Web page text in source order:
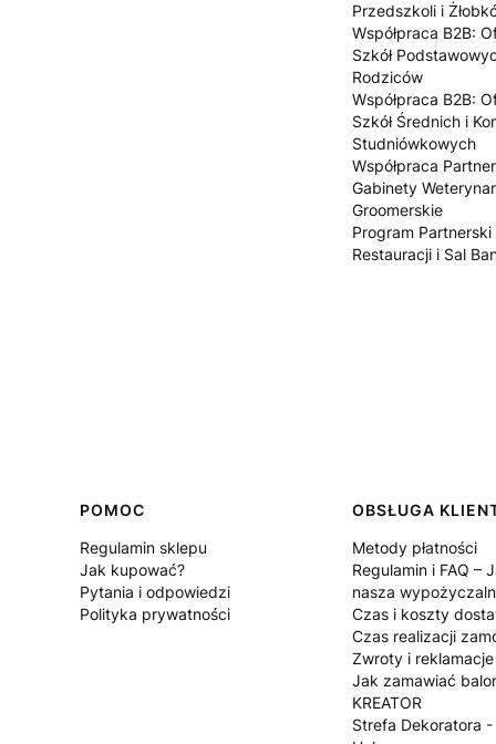
Przedszkoli i
Współpraca B2B:
Szkół
Rodziców
Współpraca B2B:
Szkół Średnich i
Studniówkowych
Współpraca
Gabinety
Groomerskie
Program Partnerski
Restauracji i Sal
POMOC
Regulamin sklepu
Jak kupować?
Pytania i odpowiedzi
Polityka prywatności
OBSŁUGA
Metody płatności
Regulamin i FAQ –
nasza
Czas i koszty
Czas realizacji
Zwroty i reklamacje
Jak zamawiać
KREATOR
Strefa Dekoratora